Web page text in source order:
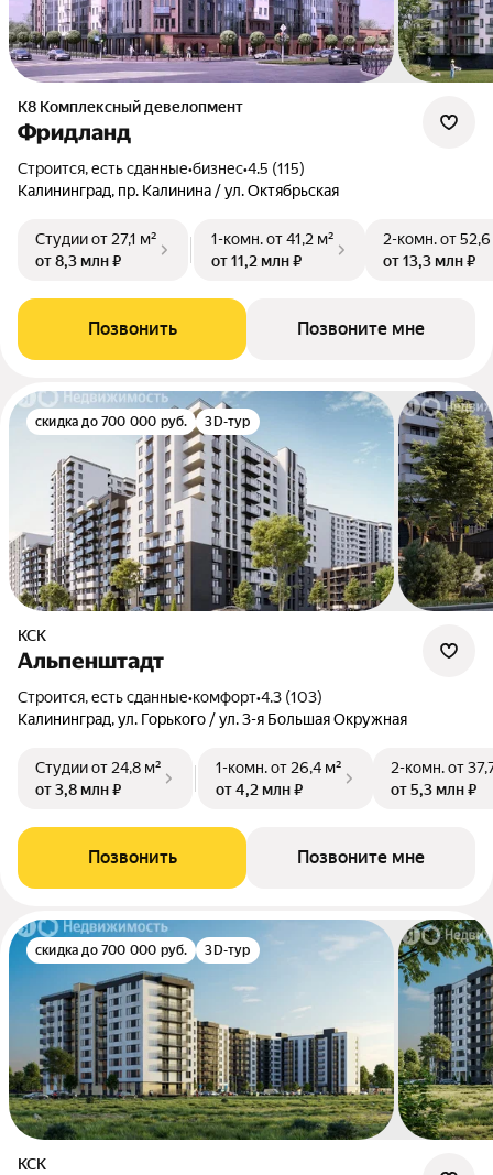
К8 Комплексный девелопмент
Фридланд
Строится, есть сданные•бизнес•4.5 (115)
Калининград, пр. Калинина / ул. Октябрьская
Студииот 27,1 м²
от 8,3 млн ₽
1-комн.от 41,2 м²
от 11,2 млн ₽
2-комн.от
от 13,3 млн ₽
Позвонить Позвоните мне
скидка до 700 000 руб. 3D-тур
КСК
Альпенштадт
Строится, есть сданные•комфорт•4.3 (103)
Калининград, ул. Горького / ул. 3-я Большая Окружная
Студииот 24,8 м²
от 3,8 млн ₽
1-комн.от 26,4 м²
от 4,2 млн ₽
2-комн.от
от 5,3 млн ₽
Позвонить Позвоните мне
скидка до 700 000 руб. 3D-тур
КСК